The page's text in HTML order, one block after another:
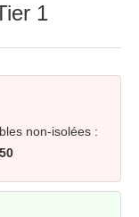
1
non-isolées :